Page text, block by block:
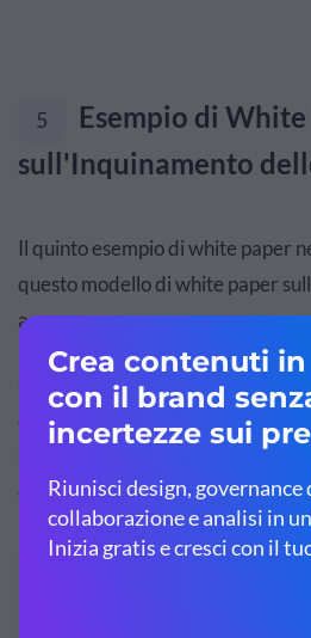
5
Esempio di White
sull'Inquinamento
Il quinto esempio di white paper
questo modello di white paper
acque.
Questo modello affronta i
da arsenico. Indipendentemente
se stai cercando di evidenziare il
di white paper è una scelta